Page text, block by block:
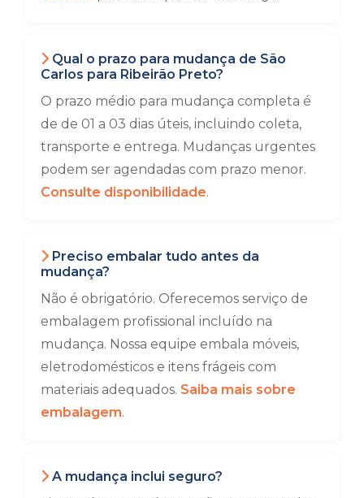
Qual o prazo para mudança de São
Carlos para Ribeirão Preto?
O prazo médio para mudança completa é
de de 01 a 03 dias úteis, incluindo coleta,
transporte e entrega. Mudanças urgentes
podem ser agendadas com prazo menor.
Consulte disponibilidade.
Preciso embalar tudo antes da
mudança?
Não é obrigatório. Oferecemos serviço de
embalagem profissional incluído na
mudança. Nossa equipe embala móveis,
eletrodomésticos e itens frágeis com
materiais adequados. Saiba mais sobre
embalagem.
A mudança inclui seguro?